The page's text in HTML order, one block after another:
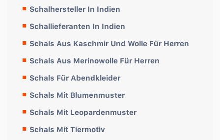
Schalhersteller In Indien
Schallieferanten In Indien
Schals Aus Kaschmir Und Wolle Für Herren
Schals Aus Merinowolle Für Herren
Schals Für Abendkleider
Schals Mit Blumenmuster
Schals Mit Leopardenmuster
Schals Mit Tiermotiv